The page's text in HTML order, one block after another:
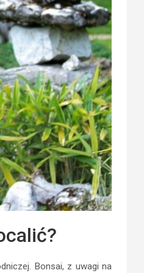
Bonsai, z uwagi na